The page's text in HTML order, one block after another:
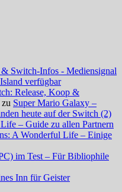
Switch-Infos - Mediensignal
verfügbar
Release, Koop &
zu Super Mario Galaxy –
heute auf der Switch (2)
– Guide zu allen Partnern
A Wonderful Life – Einige
im Test – Für Bibliophile
Inn für Geister